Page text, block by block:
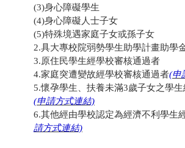
​(3)身心障礙學生
​(4)身心障礙人士子女
​(5)特殊境遇家庭子女或孫子女
2.具大專校院弱勢學生助學計畫助學
3.原住民學生經學校審核通過者
4.家庭突遭變故經學校審核通過者(申
5.懷孕學生、扶養未滿3歲子女之學
(申請方式連結)
6.其他經由學校認定為經濟不利學生
請方式連結)